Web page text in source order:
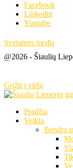
Facebook
Linkedin
Youtube
Svetainės medis
@2026 - Šiaulių
Grįžti į viršų
Pradžia
Veikla
Bendra